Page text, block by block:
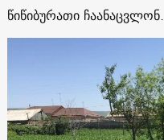
წიწიბურათი ჩაანაცვლონ.